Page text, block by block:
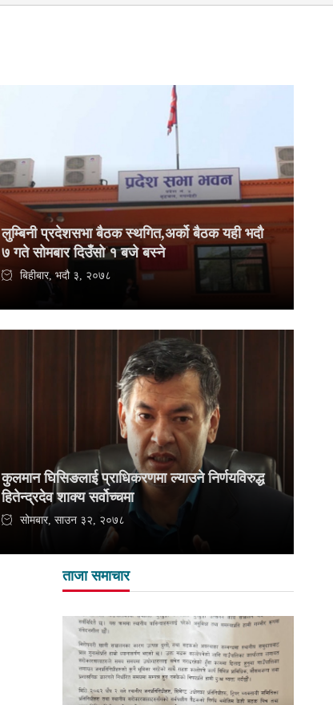
लुम्बिनी प्रदेशसभा बैठक स्थगित,अर्को बैठक यही भदौ
७ गते सोमबार दिउँसो १ बजे बस्ने
बिहीबार, भदौ ३, २०७८
कुलमान घिसिङलाई प्राधिकरणमा ल्याउने निर्णयविरुद्ध
हितेन्द्रदेव शाक्य सर्वोच्चमा
सोमबार, साउन ३२, २०७८
ताजा समाचार